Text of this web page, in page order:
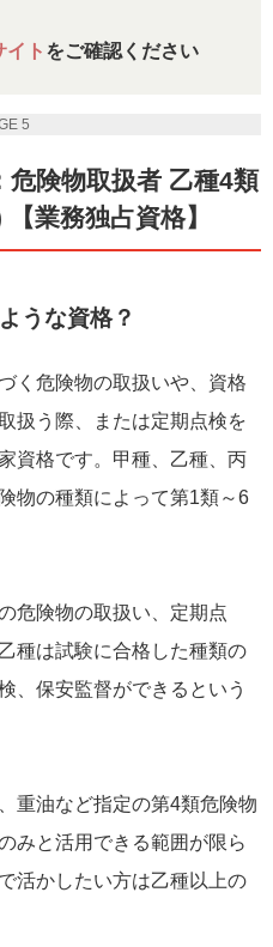
イト をご確認ください
5
険物取扱者 乙種4類
業務独占資格】
うな資格？
く危険物の取扱いや、資格
扱う際、または定期点検を
資格です。甲種、乙種、丙
物の種類によって第1類～6
危険物の取扱い、定期点
種は試験に合格した種類の
、保安監督ができるという
重油など指定の第4類危険物
みと活用できる範囲が限ら
活かしたい方は乙種以上の